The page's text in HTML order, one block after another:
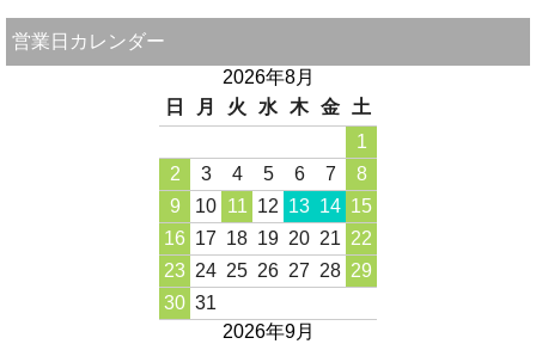
営業日カレンダー
2026年8月
日
月 火 水 木 金
土
1
2
3 4 5 6 7
8
9
10 11 12 13 14 15
16 17 18 19 20 21 22
23 24 25 26 27 28 29
30 31
2026年9月